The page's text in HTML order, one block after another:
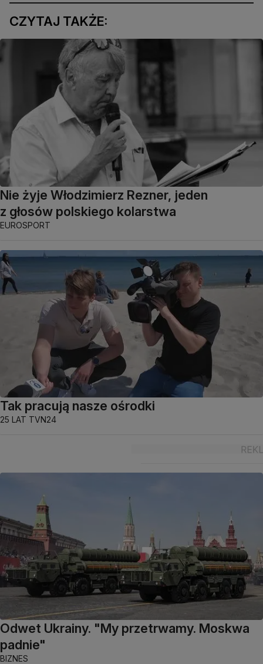
CZYTAJ TAKŻE:
Nie żyje Włodzimierz Rezner, jeden
z głosów polskiego kolarstwa
EUROSPORT
Tak pracują nasze ośrodki
25 LAT TVN24
Odwet Ukrainy. "My przetrwamy. Moskwa
padnie"
BIZNES